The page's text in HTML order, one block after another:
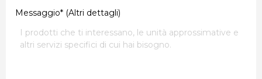
Messaggio* (Altri dettagli)